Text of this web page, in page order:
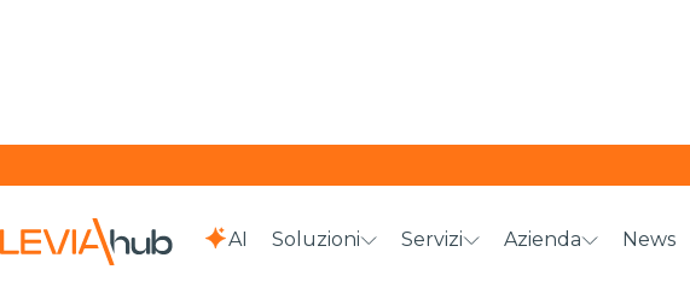
AI Soluzioni Servizi Azienda News